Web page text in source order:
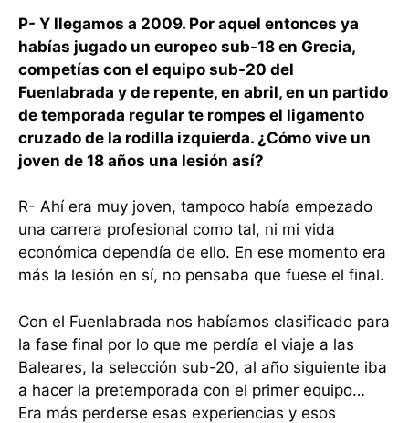
P- Y llegamos a 2009. Por aquel entonces ya
habías jugado un europeo sub-18 en Grecia,
competías con el equipo sub-20 del
Fuenlabrada y de repente, en abril, en un partido
de temporada regular te rompes el ligamento
cruzado de la rodilla izquierda. ¿Cómo vive un
joven de 18 años una lesión así?
R- Ahí era muy joven, tampoco había empezado
una carrera profesional como tal, ni mi vida
económica dependía de ello. En ese momento era
más la lesión en sí, no pensaba que fuese el final.
Con el Fuenlabrada nos habíamos clasificado para
la fase final por lo que me perdía el viaje a las
Baleares, la selección sub-20, al año siguiente iba
a hacer la pretemporada con el primer equipo…
Era más perderse esas experiencias y esos